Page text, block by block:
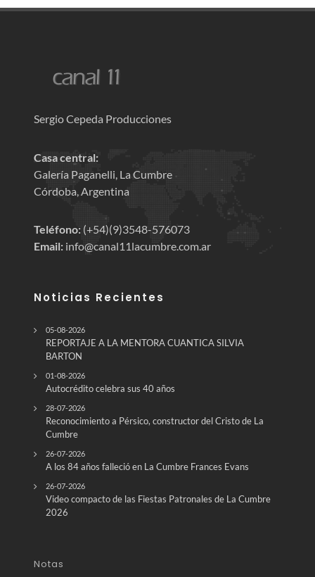
Sergio Cepeda Producciones
Casa central:
Galería Paganelli, La Cumbre
Córdoba, Argentina
Teléfono: (+54)(9)3548-576073
Email: info@canal11lacumbre.com.ar
Noticias Recientes
05-08-2026
REPORTAJE A LA MENTORA CUANTICA SILVIA
BARTON
01-08-2026
Autocrédito celebra sus 40 años
28-07-2026
Reconocimiento a Pérsico, constructor del Cristo de La
Cumbre
26-07-2026
A los 84 años falleció en La Cumbre Frances Evans
26-07-2026
Video compacto de las Fiestas Patronales de La Cumbre
2026
Notas